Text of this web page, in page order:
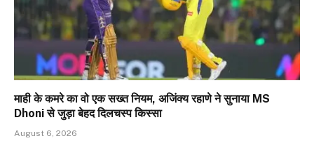
माही के कमरे का वो एक सख्त नियम, अजिंक्‍य रहाणे ने सुनाया MS
Dhoni से जुड़ा बेहद दिलचस्प किस्सा
August 6, 2026